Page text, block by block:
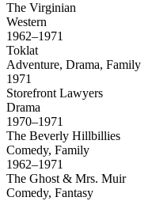
The Virginian
Western
1962–1971
Toklat
Adventure, Drama, Family
1971
Storefront Lawyers
Drama
1970–1971
The Beverly Hillbillies
Comedy, Family
1962–1971
The Ghost & Mrs. Muir
Comedy, Fantasy